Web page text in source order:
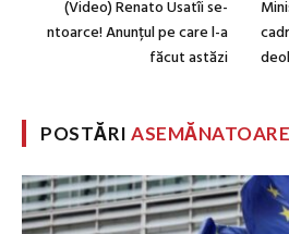
(Video) Renato Usatîi se-
ntoarce! Anunțul pe care l-a
făcut astăzi
POSTĂRIASEMĂNATOARE